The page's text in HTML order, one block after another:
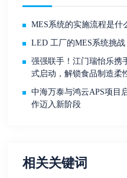
MES系统的实施流程是什
LED 工厂的MES系统挑战
强强联手！江门瑞怡乐携
式启动，解锁食品制造柔
中海万泰与鸿云APS项目
作迈入新阶段
相关关键词